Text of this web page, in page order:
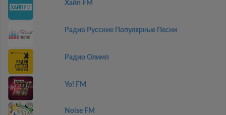
Хайп FM
Радио Русские Популярные Песни
Радио Олимп
Yo! FM
Noise FM